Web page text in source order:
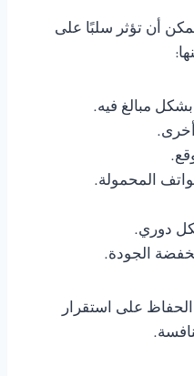
أن تؤثر سلبًا على
مبالغ فيه.
المحمولة.
دوري.
الجودة.
على استقرار